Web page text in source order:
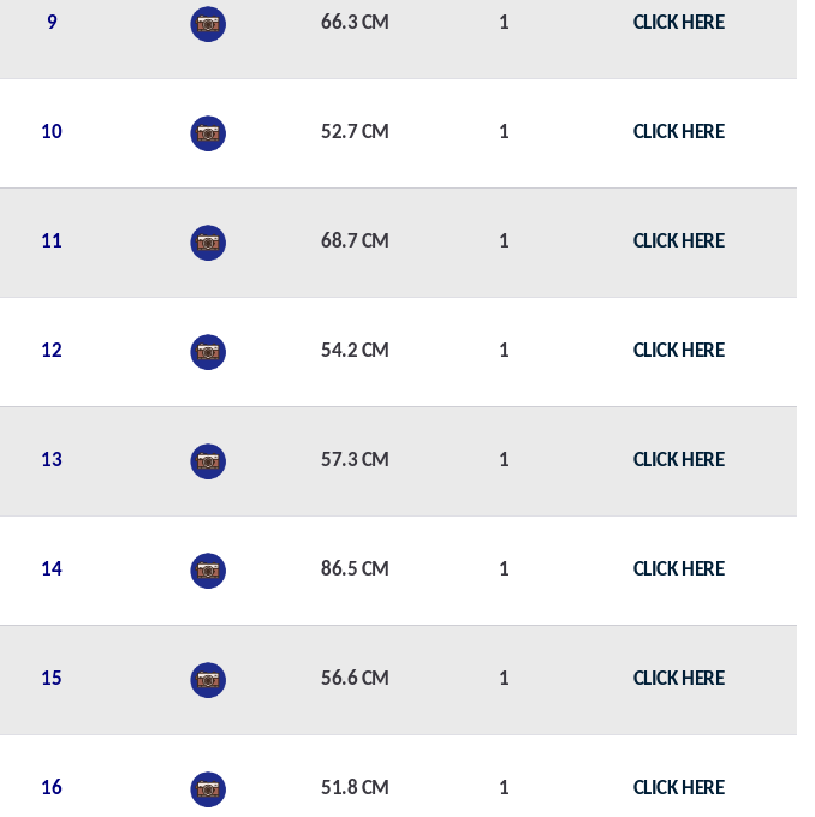
9 66.3 CM 1 CLICK HERE
10 52.7 CM 1 CLICK HERE
11 68.7 CM 1 CLICK HERE
12 54.2 CM 1 CLICK HERE
13 57.3 CM 1 CLICK HERE
14 86.5 CM 1 CLICK HERE
15 56.6 CM 1 CLICK HERE
16 51.8 CM 1 CLICK HERE